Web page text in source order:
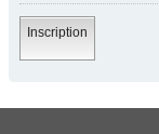
Inscription